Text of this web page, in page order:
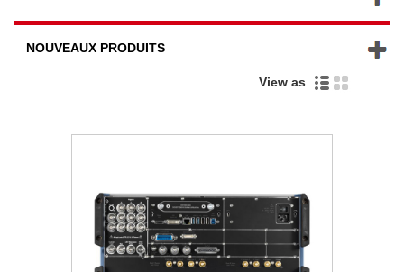
NOUVEAUX PRODUITS
View as